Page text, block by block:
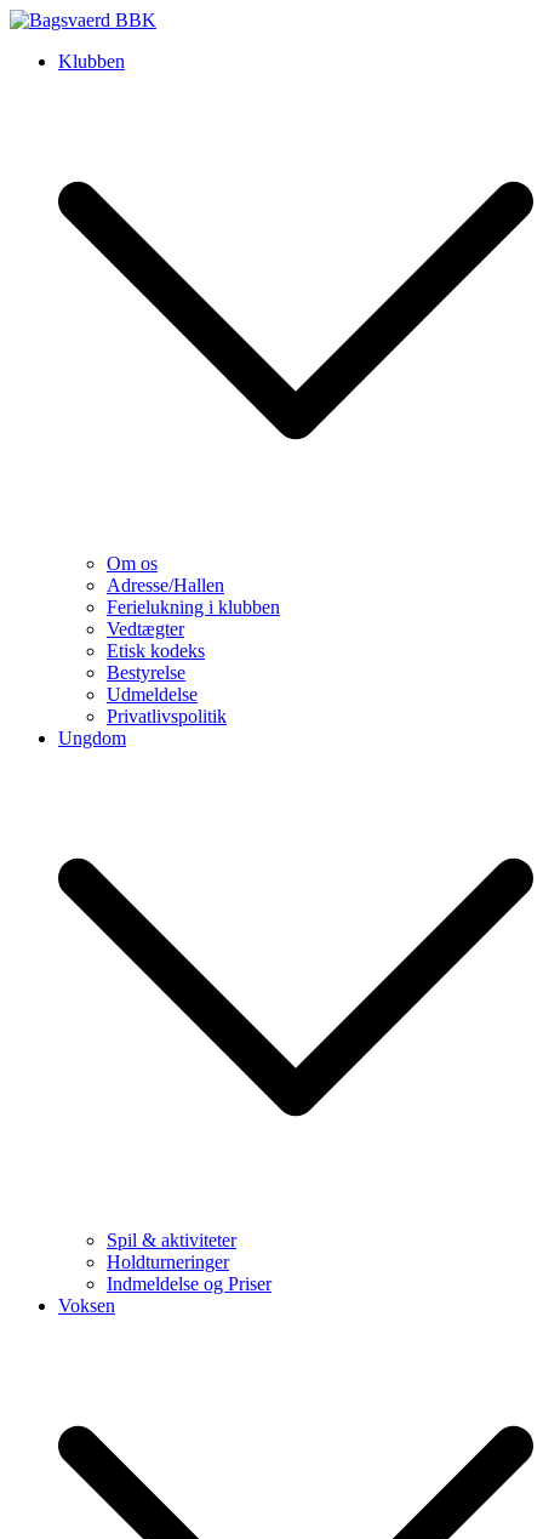
Skip
content
Bagsvaerd BBK
Klubben
Om os
Adresse/Hallen
Ferielukning i klubben
Vedtægter
Etisk kodeks
Bestyrelse
Udmeldelse
Privatlivspolitik
Ungdom
Spil & aktiviteter
Holdturneringer
Indmeldelse og Priser
Voksen